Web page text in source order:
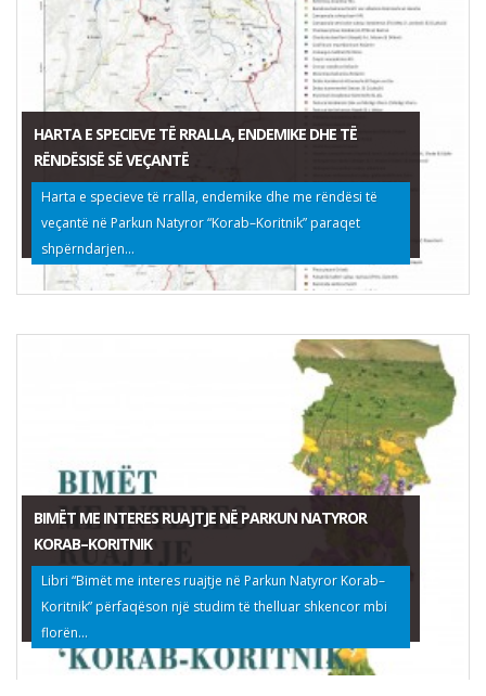
HARTA E SPECIEVE TË RRALLA, ENDEMIKE DHE TË
RËNDËSISË SË VEÇANTË
Harta e specieve të rralla, endemike dhe me rëndësi të
veçantë në Parkun Natyror “Korab–Koritnik” paraqet
shpërndarjen...
BIMËT ME INTERES RUAJTJE NË PARKUN NATYROR
KORAB–KORITNIK
Libri “Bimët me interes ruajtje në Parkun Natyror Korab–
Koritnik” përfaqëson një studim të thelluar shkencor mbi
florën...